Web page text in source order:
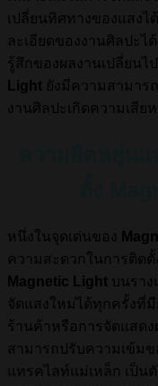
เปลี่ยนทิศทางของแสง
ละเอียดของงานศิลปะไ
รู้สึกของผลงานเปลี่ยนไ
Light ยังมีความสามาร
งานศิลปะเกิดความเสีย
หนึ่งในจุดเด่นของ
ความสะดวกในการติด
Magnetic Light บนรา
จัดแสงใหม่ได้ทุกครั้งที่มี
ร้านค้าหรือการจัดแสดง
สามารถปรับความเข้ม
แทรคไลท์แม่เหล็ก เป็น